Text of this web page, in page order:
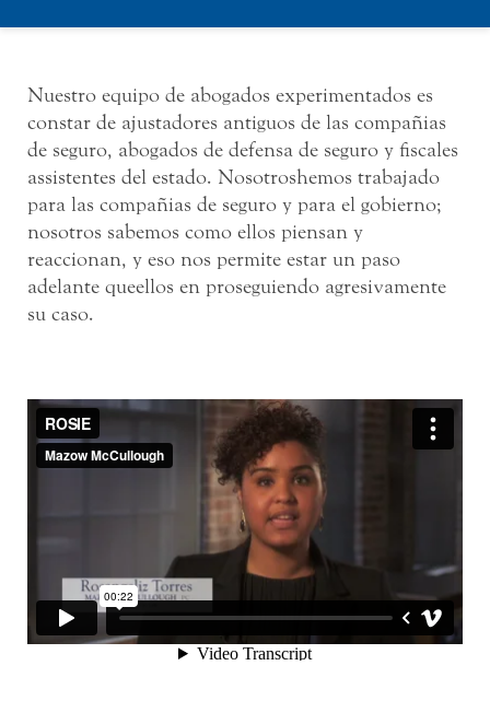
Nuestro equipo de abogados experimentados es
constar de ajustadores antiguos de las compañias
de seguro, abogados de defensa de seguro y fiscales
assistentes del estado. Nosotroshemos trabajado
para las compañias de seguro y para el gobierno;
nosotros sabemos como ellos piensan y
reaccionan, y eso nos permite estar un paso
adelante queellos en proseguiendo agresivamente
su caso.